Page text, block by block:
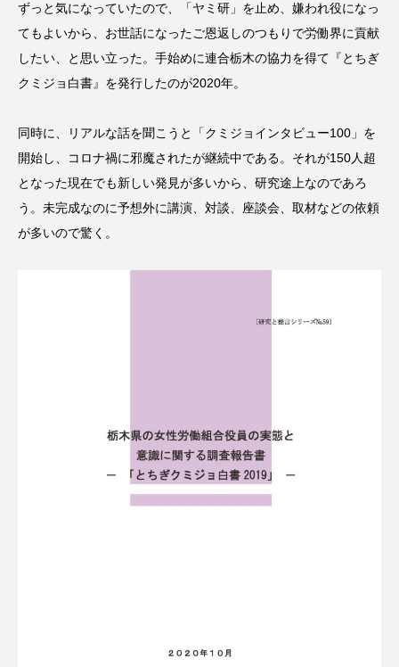
ずっと気になっていたので、「ヤミ研」を止め、嫌われ役になっ
てもよいから、お世話になったご恩返しのつもりで労働界に貢献
したい、と思い立った。手始めに連合栃木の協力を得て『とちぎ
クミジョ白書』を発行したのが2020年。
同時に、リアルな話を聞こうと「クミジョインタビュー100」を
開始し、コロナ禍に邪魔されたが継続中である。それが150人超
となった現在でも新しい発見が多いから、研究途上なのであろ
う。未完成なのに予想外に講演、対談、座談会、取材などの依頼
が多いので驚く。